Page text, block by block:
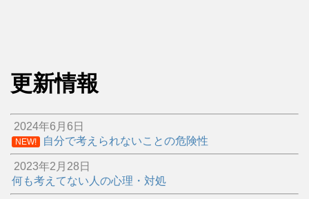
更新情報
2024年6月6日
NEW! 自分で考えられないことの危険性
2023年2月28日
何も考えてない人の心理・対処